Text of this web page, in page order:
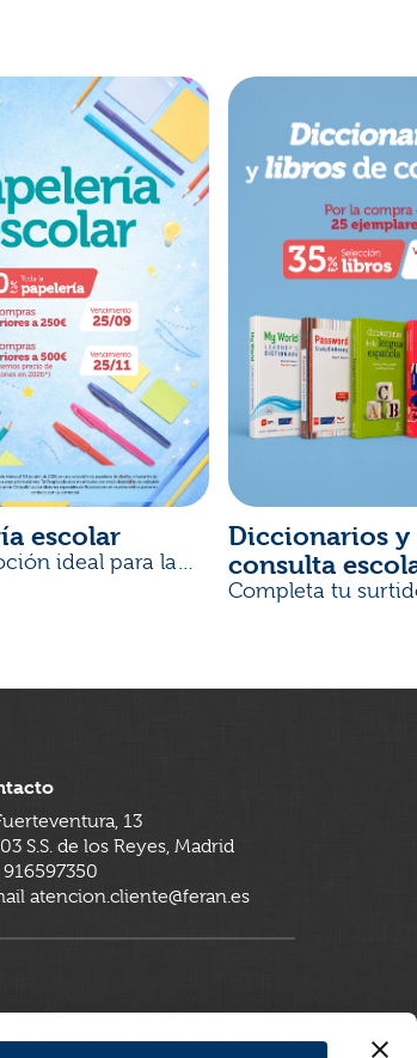
escolar
ideal para la
Diccionarios y
consulta
Completa tu
13
S.S. de los Reyes, Madrid
916597350
atencion.cliente@feran.es